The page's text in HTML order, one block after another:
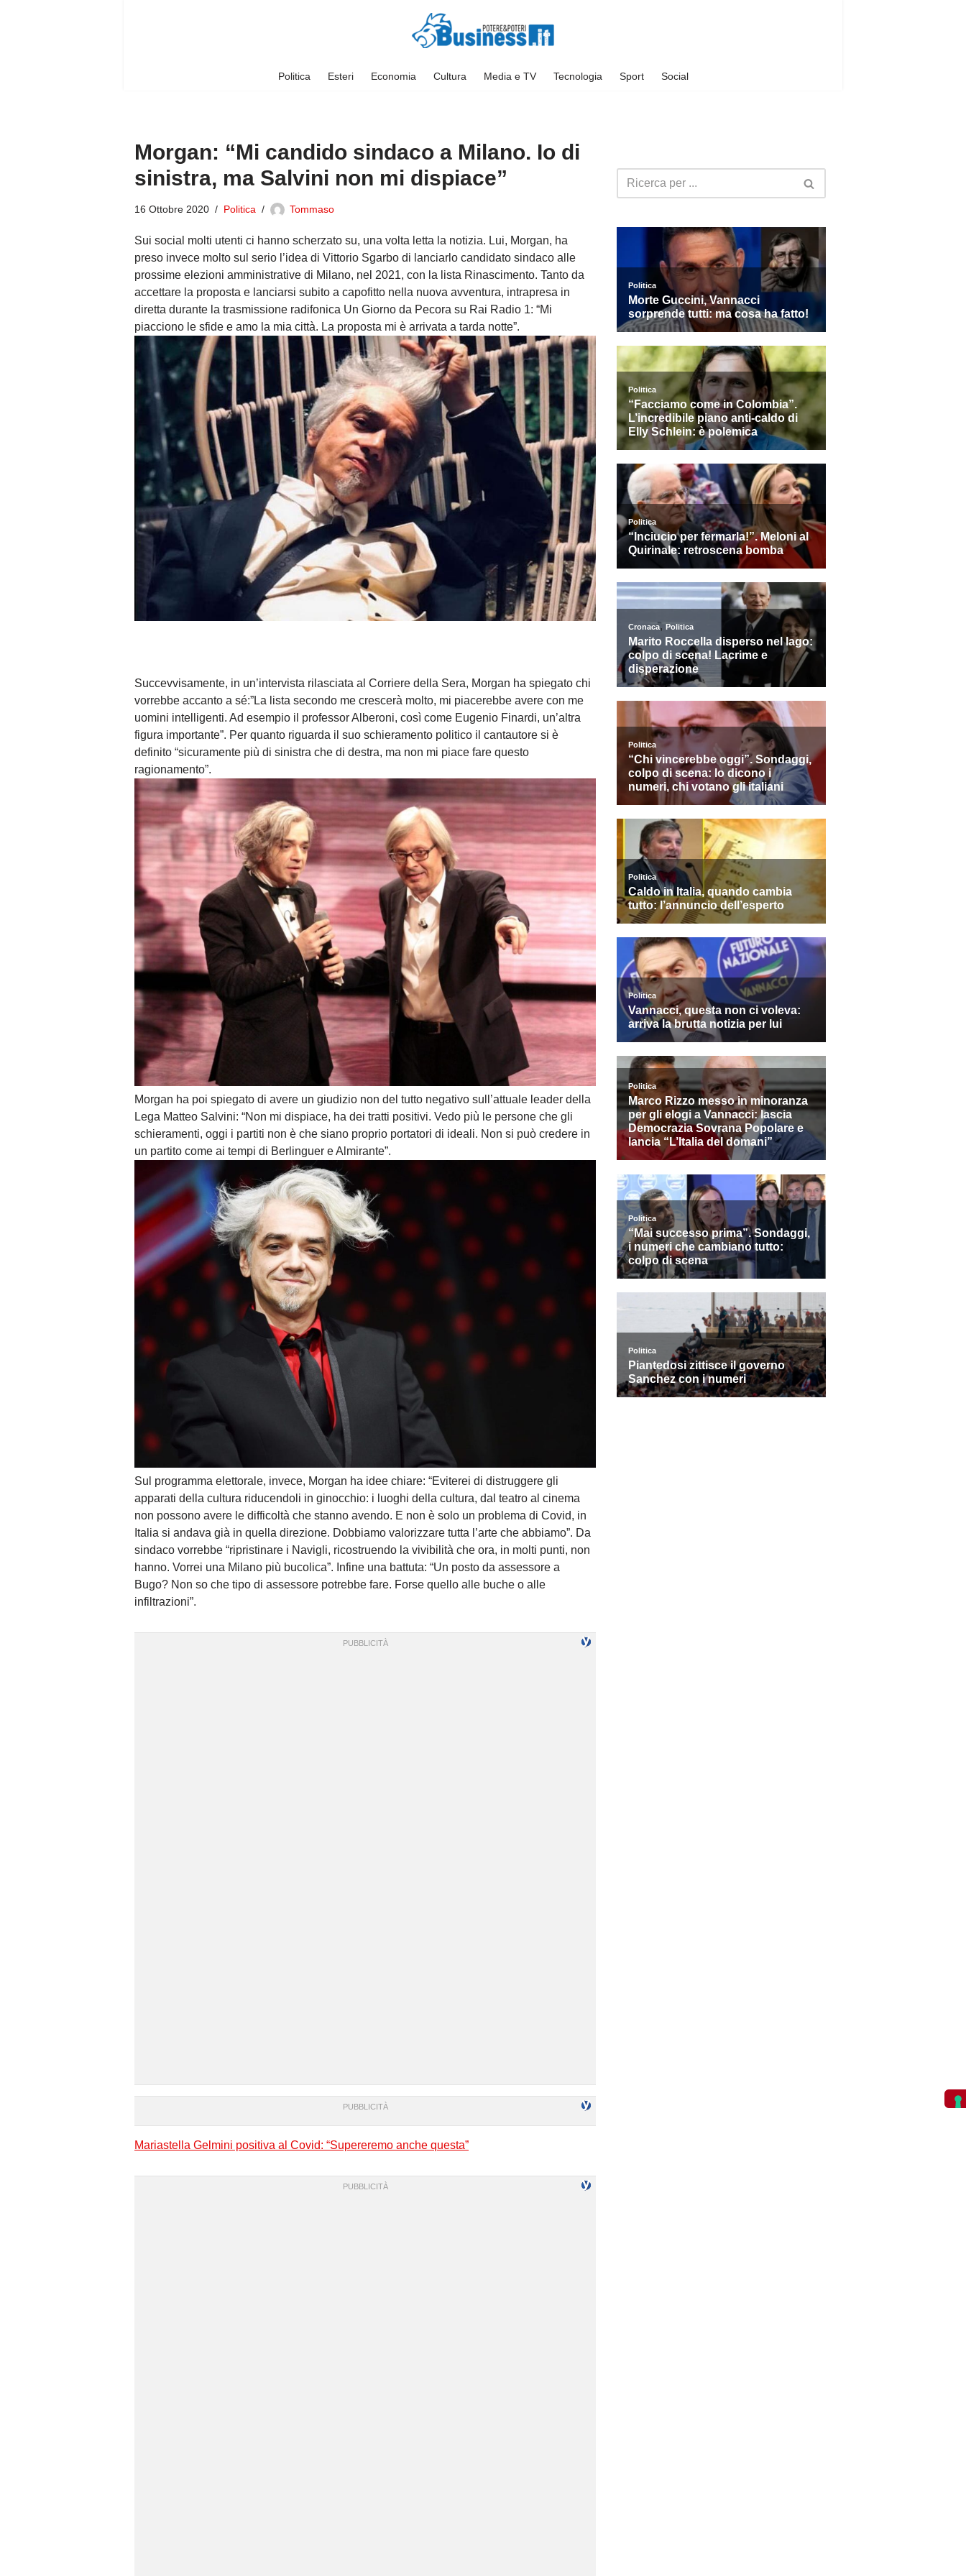
Politica Esteri Economia Cultura Media e TV Tecnologia Sport Social
Morgan: “Mi candido sindaco a Milano. Io di
sinistra, ma Salvini non mi dispiace”
16 Ottobre 2020 Politica Tommaso
Sui social molti utenti ci hanno scherzato su, una volta letta la notizia. Lui, Morgan, ha
preso invece molto sul serio l’idea di Vittorio Sgarbo di lanciarlo candidato sindaco alle
prossime elezioni amministrative di Milano, nel 2021, con la lista Rinascimento. Tanto da
accettare la proposta e lanciarsi subito a capofitto nella nuova avventura, intrapresa in
diretta durante la trasmissione radifonica Un Giorno da Pecora su Rai Radio 1: “Mi
piacciono le sfide e amo la mia città. La proposta mi è arrivata a tarda notte”.
Succevvisamente, in un’intervista rilasciata al Corriere della Sera, Morgan ha spiegato chi
vorrebbe accanto a sé:”La lista secondo me crescerà molto, mi piacerebbe avere con me
uomini intelligenti. Ad esempio il professor Alberoni, così come Eugenio Finardi, un’altra
figura importante”. Per quanto riguarda il suo schieramento politico il cantautore si è
definito “sicuramente più di sinistra che di destra, ma non mi piace fare questo
ragionamento”.
Morgan ha poi spiegato di avere un giudizio non del tutto negativo sull’attuale leader della
Lega Matteo Salvini: “Non mi dispiace, ha dei tratti positivi. Vedo più le persone che gli
schieramenti, oggi i partiti non è che siano proprio portatori di ideali. Non si può credere in
un partito come ai tempi di Berlinguer e Almirante”.
Sul programma elettorale, invece, Morgan ha idee chiare: “Eviterei di distruggere gli
apparati della cultura riducendoli in ginocchio: i luoghi della cultura, dal teatro al cinema
non possono avere le difficoltà che stanno avendo. E non è solo un problema di Covid, in
Italia si andava già in quella direzione. Dobbiamo valorizzare tutta l’arte che abbiamo”. Da
sindaco vorrebbe “ripristinare i Navigli, ricostruendo la vivibilità che ora, in molti punti, non
hanno. Vorrei una Milano più bucolica”. Infine una battuta: “Un posto da assessore a
Bugo? Non so che tipo di assessore potrebbe fare. Forse quello alle buche o alle
infiltrazioni”.
Mariastella Gelmini positiva al Covid: “Supereremo anche questa”